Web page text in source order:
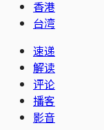
香港
台湾
速递
解读
评论
播客
影音